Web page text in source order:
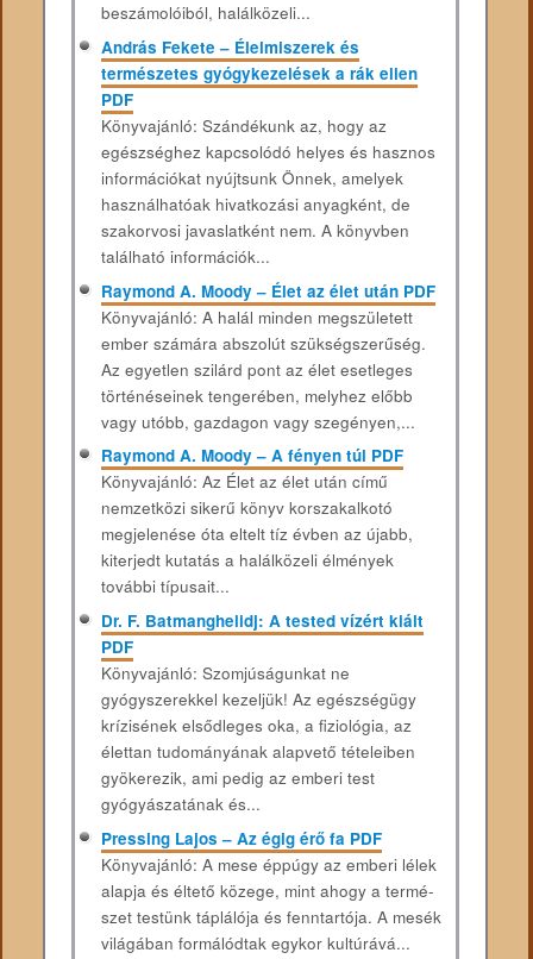
beszámolóiból, halálközeli...
András Fekete – Élelmiszerek és
természetes gyógykezelések a rák ellen
PDF
Könyvajánló: Szándékunk az, hogy az
egészséghez kapcsolódó helyes és hasznos
információkat nyújtsunk Önnek, amelyek
használhatóak hivatkozási anyagként, de
szakorvosi javaslatként nem. A könyvben
található információk...
Raymond A. Moody – Élet az élet után PDF
Könyvajánló: A halál minden megszületett
ember számára abszolút szükségszerűség.
Az egyetlen szilárd pont az élet esetleges
történéseinek tengerében, melyhez előbb
vagy utóbb, gazdagon vagy szegényen,...
Raymond A. Moody – A fényen túl PDF
Könyvajánló: Az Élet az élet után című
nemzetközi sikerű könyv korszakalkotó
megjelenése óta eltelt tíz évben az újabb,
kiterjedt kutatás a halálközeli élmények
további típusait...
Dr. F. Batmanghelidj: A tested vízért kiált
PDF
Könyvajánló: Szomjúságunkat ne
gyógyszerekkel kezeljük! Az egészségügy
krízisének elsődleges oka, a fiziológia, az
élettan tudományának alapvető tételeiben
gyökerezik, ami pedig az emberi test
gyógyászatának és...
Pressing Lajos – Az égig érő fa PDF
Könyvajánló: A mese éppúgy az emberi lélek
alapja és éltető közege, mint ahogy a termé­
szet testünk táplálója és fenntartója. A mesék
világában formálódtak egykor kultúrává...